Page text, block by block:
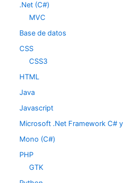
.Net (C#)
MVC
Base de datos
CSS
CSS3
HTML
Java
Javascript
Microsoft .Net Framework C#
Mono (C#)
PHP
GTK